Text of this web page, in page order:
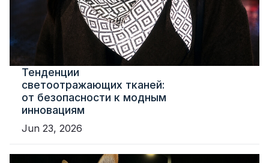
Тенденции
светоотражающих тканей:
от безопасности к модным
инновациям
Jun 23, 2026